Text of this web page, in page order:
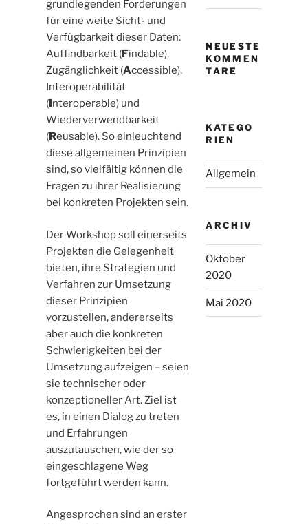
grundlegenden Forderungen
für eine weite Sicht- und
Verfügbarkeit dieser Daten:
Auffindbarkeit (Findable),
Zugänglichkeit (Accessible),
Interoperabilität
(Interoperable) und
Wiederverwendbarkeit
(Reusable). So einleuchtend
diese allgemeinen Prinzipien
sind, so vielfältig können die
Fragen zu ihrer Realisierung
bei konkreten Projekten sein.
Der Workshop soll einerseits
Projekten die Gelegenheit
bieten, ihre Strategien und
Verfahren zur Umsetzung
dieser Prinzipien
vorzustellen, andererseits
aber auch die konkreten
Schwierigkeiten bei der
Umsetzung aufzeigen – seien
sie technischer oder
konzeptioneller Art. Ziel ist
es, in einen Dialog zu treten
und Erfahrungen
auszutauschen, wie der so
eingeschlagene Weg
fortgeführt werden kann.
Angesprochen sind an erster
NEUESTE
KOMMEN
TARE
KATEGO
RIEN
Allgemein
ARCHIV
Oktober
2020
Mai 2020